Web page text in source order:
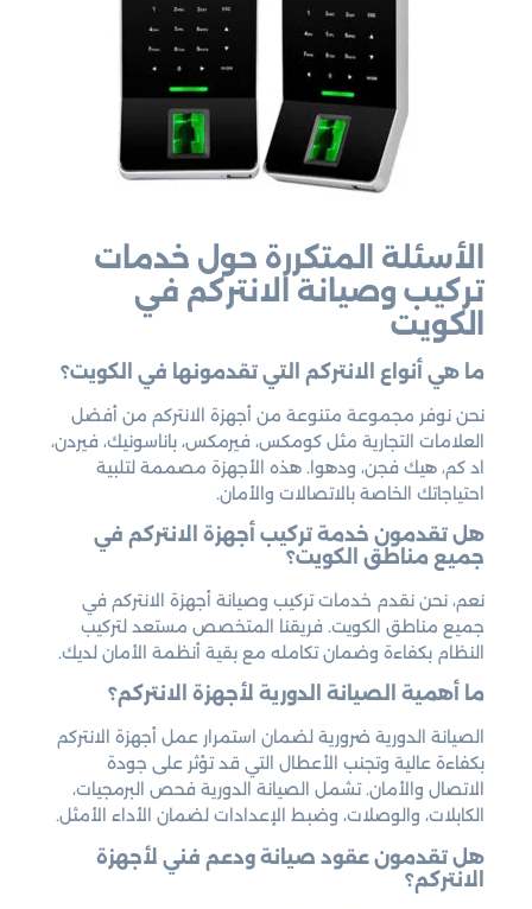
الأسئلة المتكررة حول خدمات
تركيب وصيانة الانتركم في
الكويت
ما هي أنواع الانتركم التي تقدمونها في الكويت؟
نحن نوفر مجموعة متنوعة من أجهزة الانتركم من أفضل
العلامات التجارية مثل كومكس، فيرمكس، باناسونيك، فيردن،
اد كم، هيك فجن، ودهوا. هذه الأجهزة مصممة لتلبية
احتياجاتك الخاصة بالاتصالات والأمان.
هل تقدمون خدمة تركيب أجهزة الانتركم في
جميع مناطق الكويت؟
نعم، نحن نقدم خدمات تركيب وصيانة أجهزة الانتركم في
جميع مناطق الكويت. فريقنا المتخصص مستعد لتركيب
النظام بكفاءة وضمان تكامله مع بقية أنظمة الأمان لديك.
ما أهمية الصيانة الدورية لأجهزة الانتركم؟
الصيانة الدورية ضرورية لضمان استمرار عمل أجهزة الانتركم
بكفاءة عالية وتجنب الأعطال التي قد تؤثر على جودة
الاتصال والأمان. تشمل الصيانة الدورية فحص البرمجيات،
الكابلات، والوصلات، وضبط الإعدادات لضمان الأداء الأمثل.
هل تقدمون عقود صيانة ودعم فني لأجهزة
الانتركم؟